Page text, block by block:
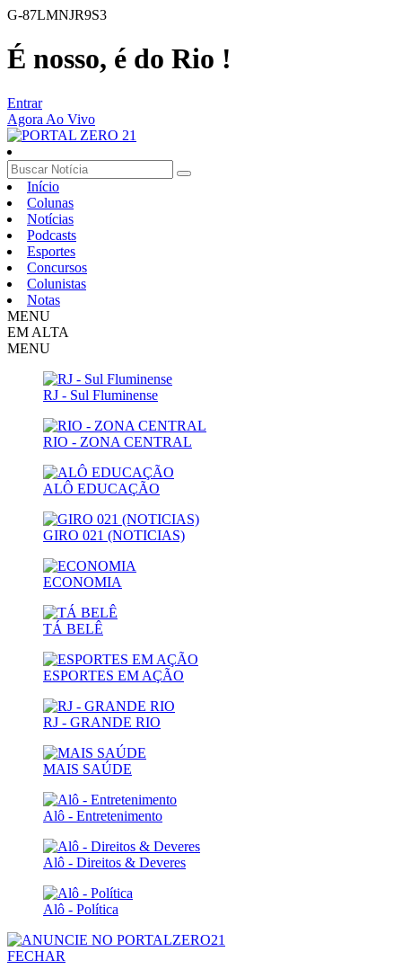
G-87LMNJR9S3
É nosso, é do Rio !
Entrar
Agora Ao Vivo
Início
Colunas
Notícias
Podcasts
Esportes
Concursos
Colunistas
Notas
MENU
EM ALTA
MENU
RJ - Sul Fluminense
RIO - ZONA CENTRAL
ALÔ EDUCAÇÃO
GIRO 021 (NOTICIAS)
ECONOMIA
TÁ BELÊ
ESPORTES EM AÇÃO
RJ - GRANDE RIO
MAIS SAÚDE
Alô - Entretenimento
Alô - Direitos & Deveres
Alô - Política
FECHAR